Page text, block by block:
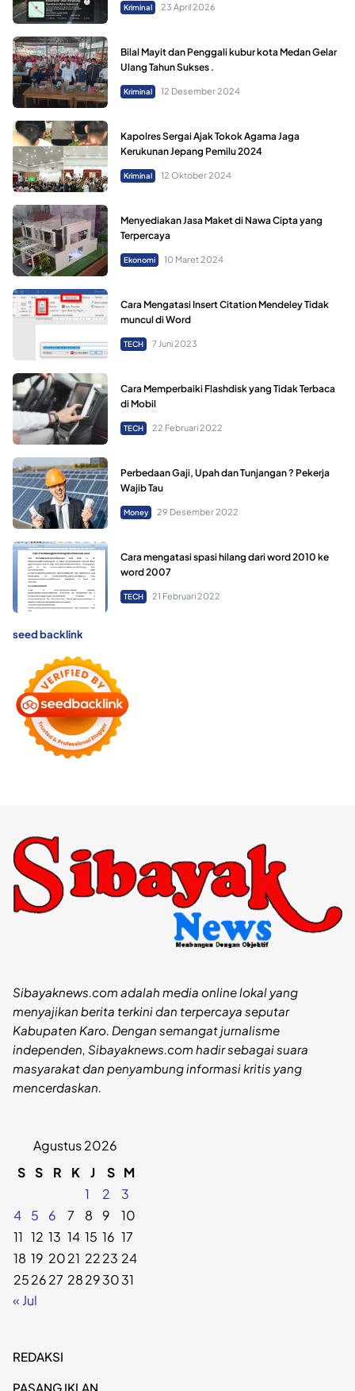
Kriminal 23 April 2026
Bilal Mayit dan Penggali kubur kota Medan Gelar
Ulang Tahun Sukses .
Kriminal 12 Desember 2024
Kapolres Sergai Ajak Tokok Agama Jaga
Kerukunan Jepang Pemilu 2024
Kriminal 12 Oktober 2024
Menyediakan Jasa Maket di Nawa Cipta yang
Terpercaya
Ekonomi 10 Maret 2024
Cara Mengatasi Insert Citation Mendeley Tidak
muncul di Word
TECH 7 Juni 2023
Cara Memperbaiki Flashdisk yang Tidak Terbaca
di Mobil
TECH 22 Februari 2022
Perbedaan Gaji, Upah dan Tunjangan ? Pekerja
Wajib Tau
Money 29 Desember 2022
Cara mengatasi spasi hilang dari word 2010 ke
word 2007
TECH 21 Februari 2022
seed backlink
Sibayaknews.com adalah media online lokal yang
menyajikan berita terkini dan terpercaya seputar
Kabupaten Karo. Dengan semangat jurnalisme
independen, Sibayaknews.com hadir sebagai suara
masyarakat dan penyambung informasi kritis yang
mencerdaskan.
Agustus 2026
S S R K J S M
1
2
3
4
5 6 7 8 9
10
11 12 13 14 15 16 17
18 19 2021 2223 24
252627 28293031
« Jul
REDAKSI
PASANG IKLAN